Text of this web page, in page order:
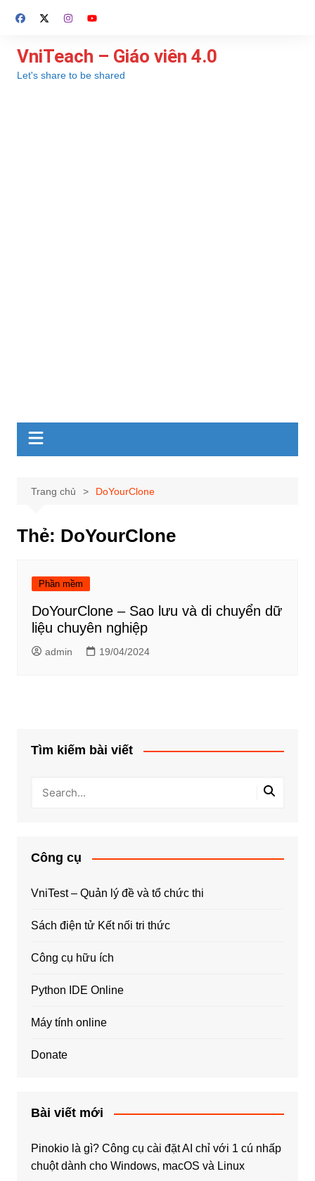
đến
dung
VniTeach – Giáo viên 4.0
Let's share to be shared
Trang chủ DoYourClone
Thẻ: DoYourClone
Phần mềm
DoYourClone – Sao lưu và di chuyển dữ
liệu chuyên nghiệp
admin 19/04/2024
Tìm kiếm bài viết
Công cụ
VniTest – Quản lý đề và tổ chức thi
Sách điện tử Kết nối tri thức
Công cụ hữu ích
Python IDE Online
Máy tính online
Donate
Bài viết mới
Pinokio là gì? Công cụ cài đặt AI chỉ với 1 cú nhấp
chuột dành cho Windows, macOS và Linux